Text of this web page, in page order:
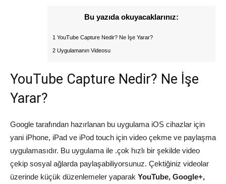
Bu yazıda okuyacaklarınız:
1 YouTube Capture Nedir? Ne İşe Yarar?
2 Uygulamanın Videosu
YouTube Capture Nedir? Ne İşe
Yarar?
Google tarafından hazırlanan bu uygulama iOS cihazlar için
yani iPhone, iPad ve iPod touch için video çekme ve paylaşma
uygulamasıdır. Bu uygulama ile .çok hızlı bir şekilde video
çekip sosyal ağlarda paylaşabiliyorsunuz. Çektiğiniz videolar
üzerinde küçük düzenlemeler yaparak YouTube, Google+,